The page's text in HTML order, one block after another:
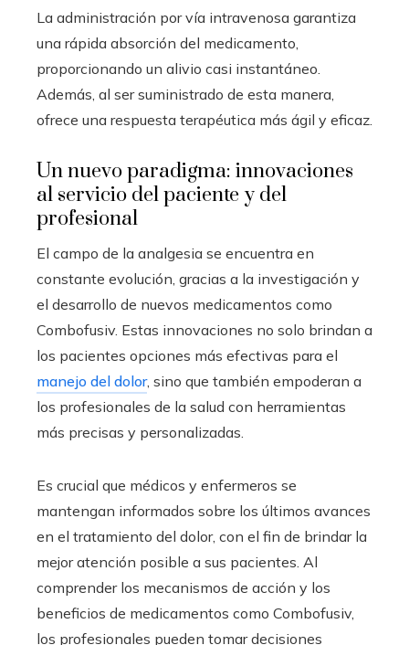
La administración por vía intravenosa garantiza
una rápida absorción del medicamento,
proporcionando un alivio casi instantáneo.
Además, al ser suministrado de esta manera,
ofrece una respuesta terapéutica más ágil y eficaz.
Un nuevo paradigma: innovaciones
al servicio del paciente y del
profesional
El campo de la analgesia se encuentra en
constante evolución, gracias a la investigación y
el desarrollo de nuevos medicamentos como
Combofusiv. Estas innovaciones no solo brindan a
los pacientes opciones más efectivas para el
manejo del dolor, sino que también empoderan a
los profesionales de la salud con herramientas
más precisas y personalizadas.
Es crucial que médicos y enfermeros se
mantengan informados sobre los últimos avances
en el tratamiento del dolor, con el fin de brindar la
mejor atención posible a sus pacientes. Al
comprender los mecanismos de acción y los
beneficios de medicamentos como Combofusiv,
los profesionales pueden tomar decisiones